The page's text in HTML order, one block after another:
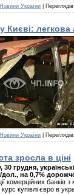
Новини України |
Києві: легкова
Новини України |
зросла в ціні
30 грудня,
дол., на 0,7%
комерційних банків
курс купівлі євро в